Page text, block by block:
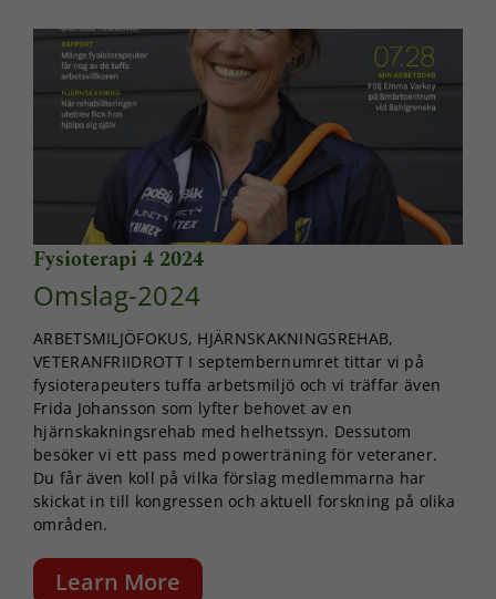
Fysioterapi 4 2024
Omslag-2024
ARBETSMILJÖFOKUS, HJÄRNSKAKNINGSREHAB,
VETERANFRIIDROTT I septembernumret tittar vi på
fysioterapeuters tuffa arbetsmiljö och vi träffar även
Frida Johansson som lyfter behovet av en
hjärnskakningsrehab med helhetssyn. Dessutom
besöker vi ett pass med powerträning för veteraner.
Du får även koll på vilka förslag medlemmarna har
skickat in till kongressen och aktuell forskning på olika
områden.
Learn More